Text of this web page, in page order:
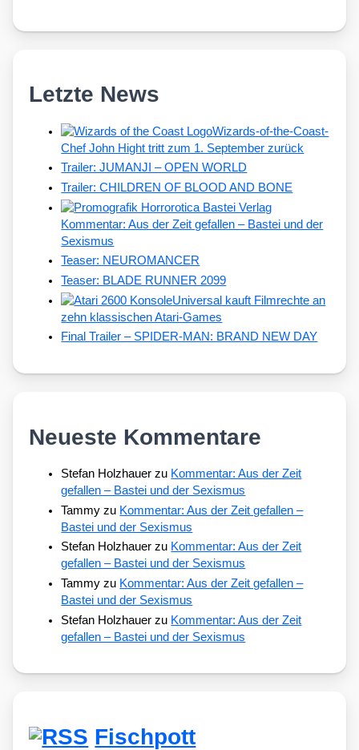
Letzte News
Wizards-of-the-Coast-
Chef John Hight tritt zum 1. September zurück
Trailer: JUMANJI – OPEN WORLD
Trailer: CHILDREN OF BLOOD AND BONE
Kommentar: Aus der Zeit gefallen – Bastei und der
Sexismus
Teaser: NEUROMANCER
Teaser: BLADE RUNNER 2099
Universal kauft Filmrechte an
zehn klassischen Atari-Games
Final Trailer – SPIDER-MAN: BRAND NEW DAY
Neueste Kommentare
Stefan Holzhauer zu Kommentar: Aus der Zeit
gefallen – Bastei und der Sexismus
Tammy zu Kommentar: Aus der Zeit gefallen –
Bastei und der Sexismus
Stefan Holzhauer zu Kommentar: Aus der Zeit
gefallen – Bastei und der Sexismus
Tammy zu Kommentar: Aus der Zeit gefallen –
Bastei und der Sexismus
Stefan Holzhauer zu Kommentar: Aus der Zeit
gefallen – Bastei und der Sexismus
Fischpott